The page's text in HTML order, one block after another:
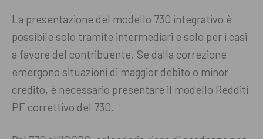
La presentazione del modello 730 integrativo è
possibile solo tramite intermediari e solo per i casi
a favore del contribuente. Se dalla correzione
emergono situazioni di maggior debito o minor
credito, è necessario presentare il modello Redditi
PF correttivo del 730.